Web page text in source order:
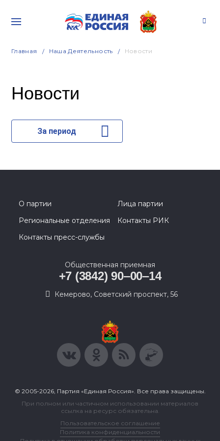
Главная Наша Деятельность Новости
Новости
За период
О партии
Лица партии
Региональные отделения
Контакты РИК
Контакты пресс-службы
Общественная приемная
+7 (3842) 90‒00‒14
​Кемерово, Советский проспект, 56
© 2005-2026, Партия «Единая Россия». Все права защищены.
При полном или частичном использовании материалов
ссылка на ресурс обязательна.
Пользовательское соглашение
Политика конфиденциальности